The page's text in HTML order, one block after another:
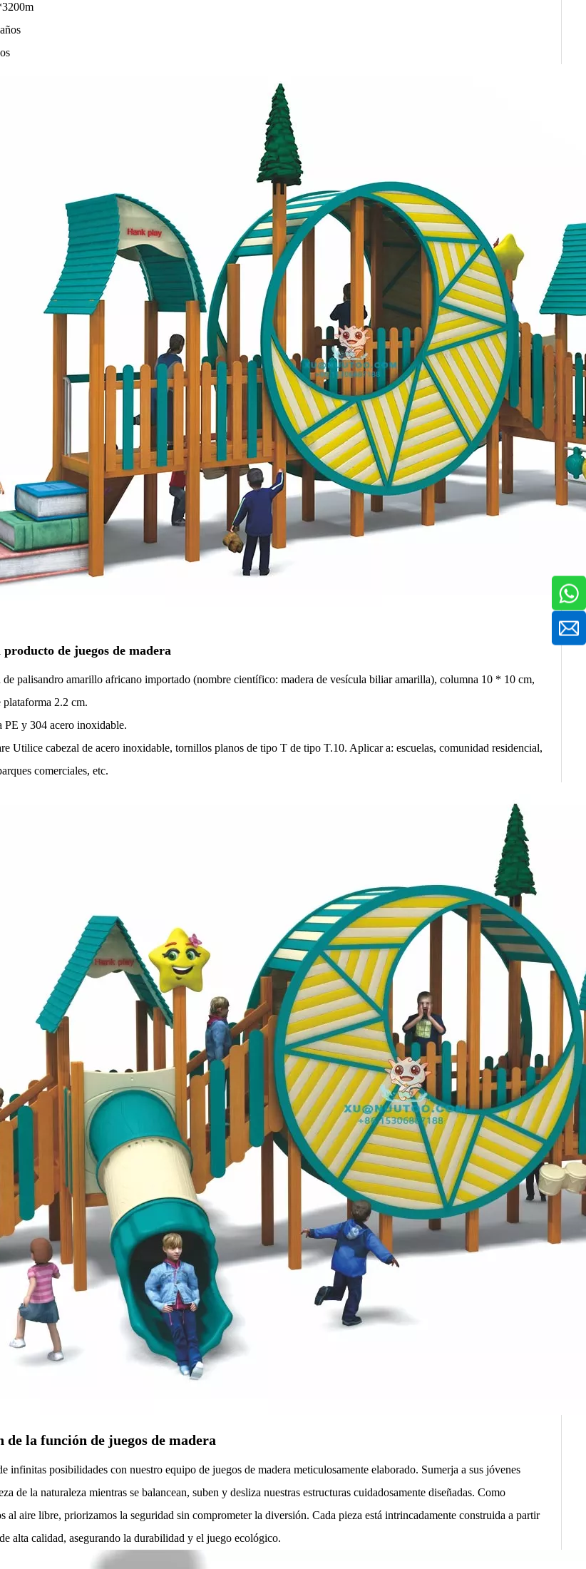
de juegos de madera
de palisandro amarillo africano importado (nombre científico: madera de vesícula biliar amarilla), columna 10 * 10 cm,
plataforma 2.2 cm.
PE y 304 acero inoxidable.
Utilice cabezal de acero inoxidable, tornillos planos de tipo T de tipo T.10. Aplicar a: escuelas, comunidad residencial,
comerciales, etc.
de la función de juegos de madera
infinitas posibilidades con nuestro equipo de juegos de madera meticulosamente elaborado. Sumerja a sus jóvenes
de la naturaleza mientras se balancean, suben y desliza nuestras estructuras cuidadosamente diseñadas. Como
al aire libre, priorizamos la seguridad sin comprometer la diversión. Cada pieza está intrincadamente construida a partir
alta calidad, asegurando la durabilidad y el juego ecológico.